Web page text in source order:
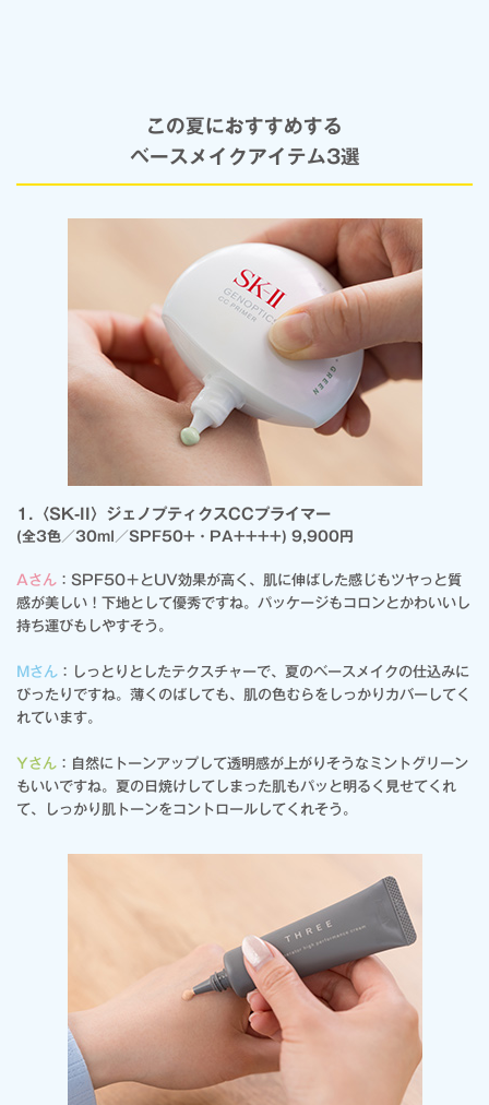
この夏におすすめする
ベースメイクアイテム3選
1.〈SK-II〉ジェノプティクスCCプライマー
(全3色／30ml／SPF50+・PA++++) 9,900円
Aさん ：SPF50＋とUV効果が高く、肌に伸ばした感じもツヤっと質
感が美しい！下地として優秀ですね。パッケージもコロンとかわいいし
持ち運びもしやすそう。
Mさん ：しっとりとしたテクスチャーで、夏のベースメイクの仕込みに
ぴったりですね。薄くのばしても、肌の色むらをしっかりカバーしてく
れています。
Yさん ：自然にトーンアップして透明感が上がりそうなミントグリーン
もいいですね。夏の日焼けしてしまった肌もパッと明るく見せてくれ
て、しっかり肌トーンをコントロールしてくれそう。